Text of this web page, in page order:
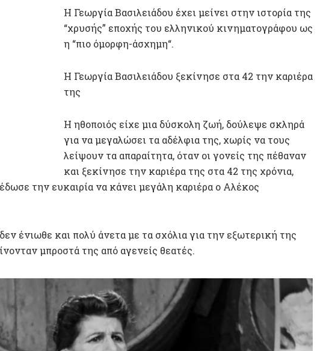
Η Γεωργία Βασιλειάδου έχει μείνει στην ιστορία της
“χρυσής” εποχής του ελληνικού κινηματογράφου ως
η “πιο όμορφη-άσχημη“.
Η Γεωργία Βασιλειάδου ξεκίνησε στα 42 την καριέρα
της
Η ηθοποιός είχε μια δύσκολη ζωή, δούλεψε σκληρά
για να μεγαλώσει τα αδέλφια της, χωρίς να τους
λείψουν τα απαραίτητα, όταν οι γονείς της πέθαναν
και ξεκίνησε την καριέρα της στα 42 της χρόνια,
την ευκαιρία να κάνει μεγάλη καριέρα ο Αλέκος
ένιωθε και πολύ άνετα με τα σχόλια για την εξωτερική της
μπροστά της από αγενείς θεατές.